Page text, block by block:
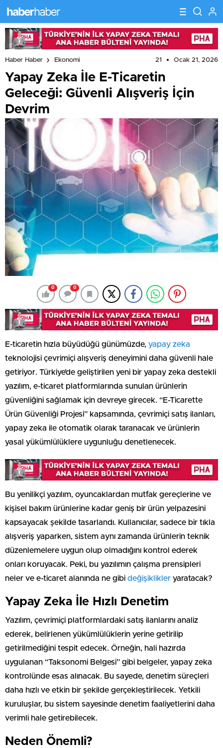
Haber Haber Ekonomi 21 Ocak 21, 2026
Yapay Zeka İle E-Ticaretin
Geleceği: Güvenli Alışveriş İçin
Devrim
0 0
E-ticaretin hızla büyüdüğü günümüzde, yapay zeka
teknolojisi çevrimiçi alışveriş deneyimini daha güvenli hale
getiriyor. Türkiye’de geliştirilen yeni bir yapay zeka destekli
yazılım, e-ticaret platformlarında sunulan ürünlerin
güvenliğini sağlamak için devreye girecek. “E-Ticarette
Ürün Güvenliği Projesi” kapsamında, çevrimiçi satış ilanları,
yapay zeka ile otomatik olarak taranacak ve ürünlerin
yasal yükümlülüklere uygunluğu denetlenecek.
Bu yenilikçi yazılım, oyuncaklardan mutfak gereçlerine ve
kişisel bakım ürünlerine kadar geniş bir ürün yelpazesini
kapsayacak şekilde tasarlandı. Kullanıcılar, sadece bir tıkla
alışveriş yaparken, sistem aynı zamanda ürünlerin teknik
düzenlemelere uygun olup olmadığını kontrol ederek
onları koruyacak. Peki, bu yazılımın çalışma prensipleri
neler ve e-ticaret alanında ne gibi değişiklikler yaratacak?
Yapay Zeka İle Hızlı Denetim
Yazılım, çevrimiçi platformlardaki satış ilanlarını analiz
ederek, belirlenen yükümlülüklerin yerine getirilip
getirilmediğini tespit edecek. Örneğin, hali hazırda
uygulanan “Taksonomi Belgesi” gibi belgeler, yapay zeka
kontrolünde esas alınacak. Bu sayede, denetim süreçleri
daha hızlı ve etkin bir şekilde gerçekleştirilecek. Yetkili
kuruluşlar, bu sistem sayesinde denetim faaliyetlerini daha
verimli hale getirebilecek.
Neden Önemli?